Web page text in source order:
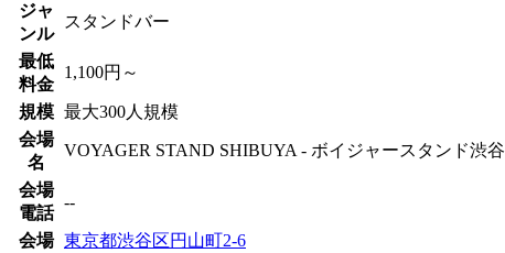
ジャ
ンル
スタンドバー
最低
料金
1,100円～
規模 最大300人規模
会場
名
VOYAGER STAND SHIBUYA - ボイジャースタンド渋谷
会場
電話
--
会場 東京都渋谷区円山町2-6